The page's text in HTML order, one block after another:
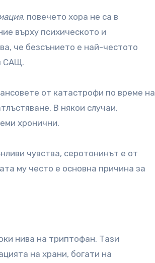
, повечето хора не са в
върху психическото и
че безсънието е най-честото
САЩ.
от катастрофи по време на
В някои случаи,
хронични.
чувства, серотонинът е от
му често е основна причина за
нива на триптофан. Тази
на храни, богати на